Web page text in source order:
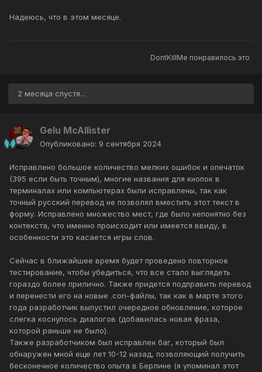
Надеюсь, что в этом месяце.
DontKillMe понравилось это
2 месяца спустя...
Gelu McAllister
Опубликовано: 9 сентября 2024
Исправлено большое количество мелких ошибок и опечаток
(395 если быть точным), многие названия для кнопок в
терминалах или компьютерах были исправлены, так как
точный русский перевод не позволял вместить этот текст в
форму. Исправлено множество мест, где было непонятно без
контекста, что именно происходит или имеется ввиду, в
особенности это касается игры слов.
Сейчас в ближайшее время будет проведено повторное
тестирование, чтобы убедиться, что все стало выглядеть
гораздо более прилично. Также придется подправить перевод
и перенести его на новые .con-файлы, так как в марте этого
года разработчик выпустил очередное обновление, которое
слегка коснулось диалогов (добавилась новая фраза,
которой раньше не было).
Также разработчиком был исправлен баг, который был
обнаружен мной еще лет 10-12 назад, позволяющий получить
бесконечное количество опыта в Берлине (я упоминал этот